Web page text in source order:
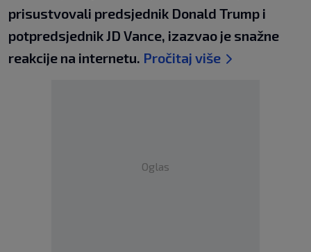
prisustvovali predsjednik Donald Trump i
potpredsjednik JD Vance, izazvao je snažne
reakcije na internetu. Pročitaj više
Oglas